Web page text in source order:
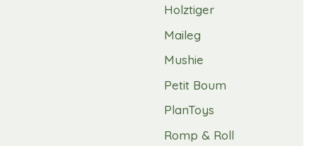
Holztiger
Maileg
Mushie
Petit Boum
PlanToys
Romp & Roll